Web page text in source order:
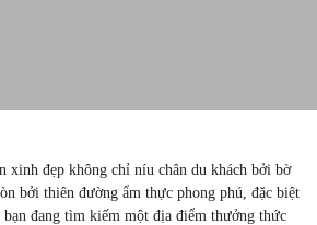
xinh đẹp không chỉ níu chân du khách bởi bờ
bởi thiên đường ẩm thực phong phú, đặc biệt
đang tìm kiếm một địa điểm thưởng thức